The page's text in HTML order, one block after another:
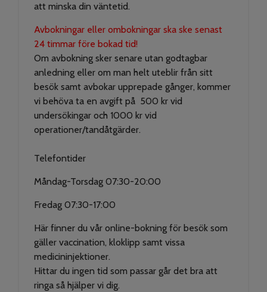
att minska din väntetid.
Avbokningar eller ombokningar ska ske senast
24 timmar före bokad tid!
Om avbokning sker senare utan godtagbar
anledning eller om man helt uteblir från sitt
besök samt avbokar upprepade gånger, kommer
vi behöva ta en avgift på 500 kr vid
undersökingar och 1000 kr vid
operationer/tandåtgärder.
Telefontider
Måndag-Torsdag 07:30-20:00
Fredag 07:30-17:00
Här finner du vår online-bokning för besök som
gäller vaccination, kloklipp samt vissa
medicininjektioner.
Hittar du ingen tid som passar går det bra att
ringa så hjälper vi dig.